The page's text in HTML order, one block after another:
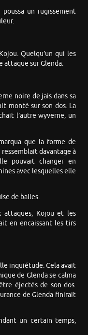
un rugissement
Quelqu’un qui les
attaque sur Glenda.
noire de jais dans sa
monté sur son dos. La
l’autre wyverne, un
que la forme de
davantage à
pouvait changer en
avec lesquelles elle
de balles.
attaques, Kojou et les
en encaissant les tirs
inquiétude. Cela avait
de Glenda se calma
éjectés de son dos.
de Glenda finirait
un certain temps,